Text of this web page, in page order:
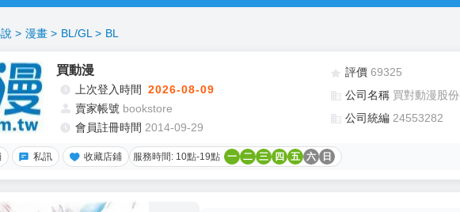
> 漫畫 > BL/GL > BL
買動漫
上次登入時間 2026-08-09
賣家帳號 bookstore
會員註冊時間 2014-09-29
評價 69325
公司名稱 買對動漫股
公司統編 24553282
私訊 收藏店鋪 服務時間: 10點-19點 一 二 三 四 五 六 日